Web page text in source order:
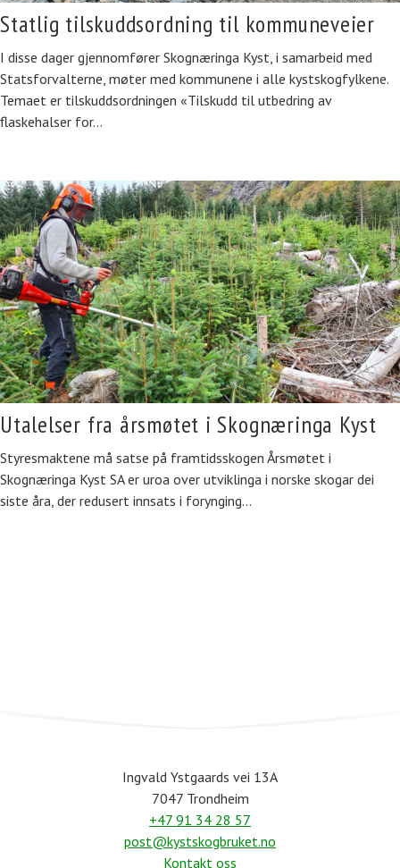
Statlig tilskuddsordning til kommuneveier
I disse dager gjennomfører Skognæringa Kyst, i samarbeid med
Statsforvalterne, møter med kommunene i alle kystskogfylkene.
Temaet er tilskuddsordningen «Tilskudd til utbedring av
flaskehalser for…
Utalelser fra årsmøtet i Skognæringa Kyst
Styresmaktene må satse på framtidsskogen Årsmøtet i
Skognæringa Kyst SA er uroa over utviklinga i norske skogar dei
siste åra, der redusert innsats i forynging…
Ingvald Ystgaards vei 13A
7047 Trondheim
+47 91 34 28 57
post@kystskogbruket.no
Kontakt oss